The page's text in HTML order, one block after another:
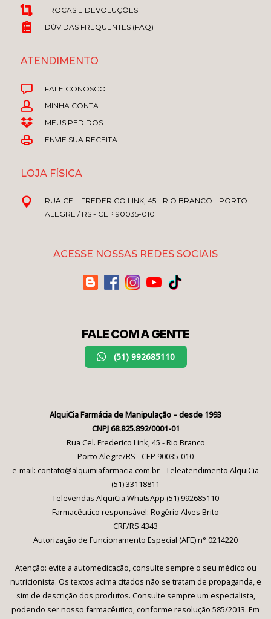
TROCAS E DEVOLUÇÕES
DÚVIDAS FREQUENTES (FAQ)
ATENDIMENTO
FALE CONOSCO
MINHA CONTA
MEUS PEDIDOS
ENVIE SUA RECEITA
LOJA FÍSICA
RUA CEL. FREDERICO LINK, 45 - RIO BRANCO - PORTO
ALEGRE / RS - CEP 90035-010
ACESSE NOSSAS REDES SOCIAIS
FALE COM A GENTE
(51) 992685110
AlquiCia Farmácia de Manipulação – desde 1993
CNPJ 68.825.892/0001-01
Rua Cel. Frederico Link, 45 - Rio Branco
Porto Alegre/RS - CEP 90035-010
e-mail: contato@alquimiafarmacia.com.br - Teleatendimento AlquiCia
(51) 33118811
Televendas AlquiCia WhatsApp (51) 992685110
Farmacêutico responsável: Rogério Alves Brito
CRF/RS 4343
Autorização de Funcionamento Especial (AFE) n° 0214220
Atenção: evite a automedicação, consulte sempre o seu médico ou
nutricionista. Os textos acima citados não se tratam de propaganda, e
sim de descrição dos produtos. Consulte sempre um especialista,
podendo ser nosso farmacêutico, conforme resolução 585/2013. Em